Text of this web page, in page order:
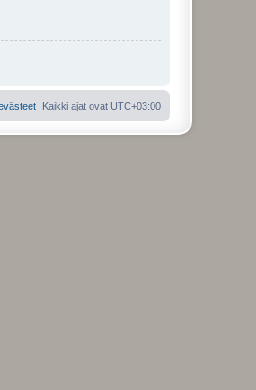
Kaikki ajat ovat UTC+03:00